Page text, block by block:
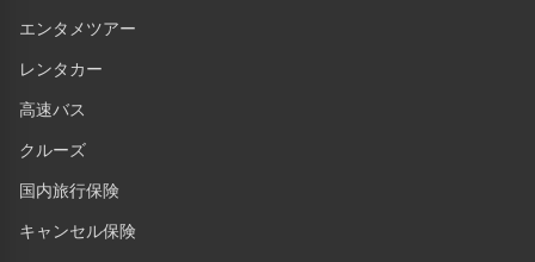
エンタメツアー
レンタカー
高速バス
クルーズ
国内旅行保険
キャンセル保険